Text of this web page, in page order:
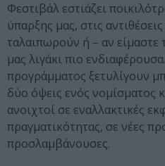
Φεστιβάλ εστιάζει
ύπαρξης μας, στις
ταλαιπωρούν ή – αν
μας λιγάκι πιο
προγράμματος ξετυλίγουν
δύο όψεις ενός νομίσματος
ανοιχτοί σε εναλλακτικές
πραγματικότητας, σε νέες
προσλαμβάνουσες.